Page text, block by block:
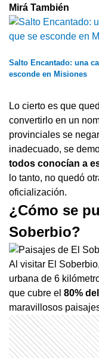
Mirá También
Salto Encantado: una
esconde en Misiones
Lo cierto es que
convertirlo en un
provinciales se
inadecuado, se
todos conocían a
lo tanto, no quedó
oficialización.
¿Cómo se
Soberbio?
Al visitar El
urbana de 6
que cubre el 80%
maravillosos